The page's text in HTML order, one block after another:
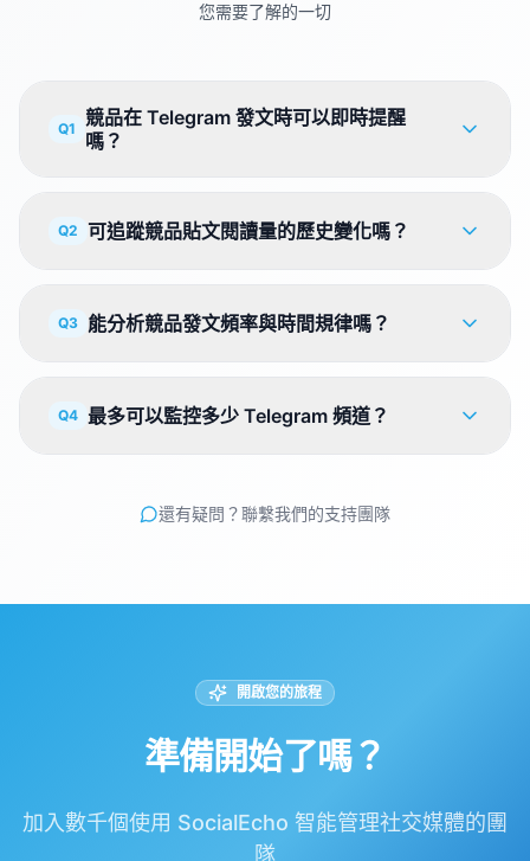
您需要了解的一切
Q1
競品在 Telegram 發文時可以即時提醒
嗎？
Q2 可追蹤競品貼文閱讀量的歷史變化嗎？
Q3 能分析競品發文頻率與時間規律嗎？
Q4 最多可以監控多少 Telegram 頻道？
還有疑問？聯繫我們的支持團隊
開啟您的旅程
準備開始了嗎？
加入數千個使用 SocialEcho 智能管理社交媒體的團
隊